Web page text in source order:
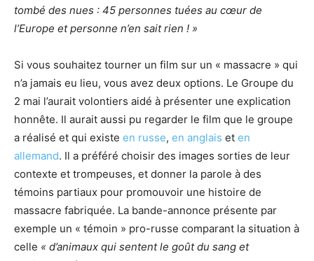
tombé des nues : 45 personnes tuées au cœur de
l’Europe et personne n’en sait rien ! »
Si vous souhaitez tourner un film sur un « massacre » qui
n’a jamais eu lieu, vous avez deux options. Le Groupe du
2 mai l’aurait volontiers aidé à présenter une explication
honnête. Il aurait aussi pu regarder le film que le groupe
a réalisé et qui existe en russe, en anglais et en
allemand. Il a préféré choisir des images sorties de leur
contexte et trompeuses, et donner la parole à des
témoins partiaux pour promouvoir une histoire de
massacre fabriquée. La bande-annonce présente par
exemple un « témoin » pro-russe comparant la situation à
celle « d’animaux qui sentent le goût du sang et